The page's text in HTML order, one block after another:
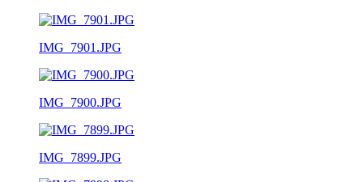
IMG_7901.JPG
IMG_7900.JPG
IMG_7899.JPG